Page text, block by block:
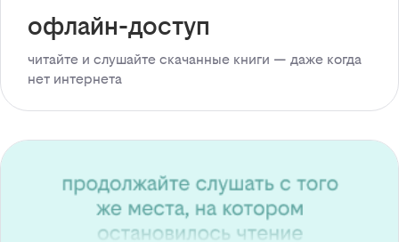
офлайн-доступ
читайте и слушайте скачанные книги — даже когда
нет интернета